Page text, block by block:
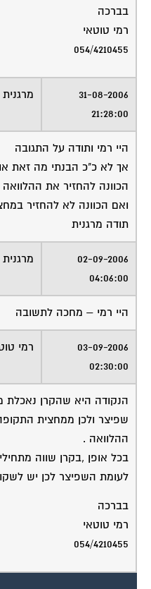
בברכה
רמי טוטאי
054/4210455
31-08-2006
21:28:00
היי רמי ותודה על התגובה
אך לא כ"כ הבנתי מה זאת
הכוונה להחזיר את
ואם הכוונה לא להחזיר
תודה מרגנית
02-09-2006
04:06:00
היי רמי – מחכה לתשובה
03-09-2006
02:30:00
רמי
הנקודה היא שהקרן נאכלת
שפיצר ולכן ממחצית
ההלוואה .
בכל אופן ,בקרן שווה
לעומת השפיצר לכן יש
בברכה
רמי טוטאי
054/4210455